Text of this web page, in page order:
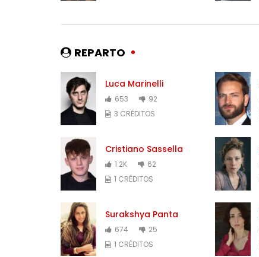
REPARTO
Luca Marinelli
653
92
3 CRÉDITOS
Cristiano Sassella
1.2K
62
1 CRÉDITOS
Surakshya Panta
674
25
1 CRÉDITOS